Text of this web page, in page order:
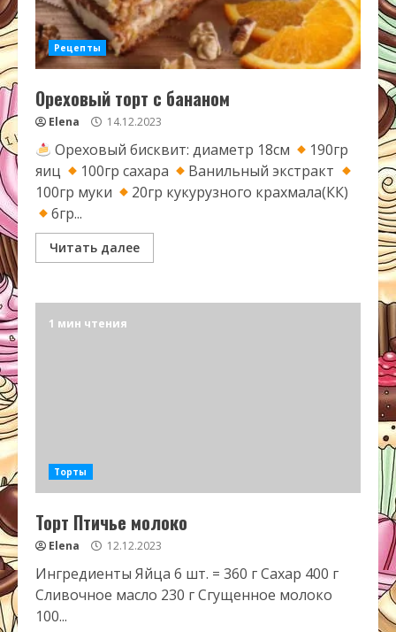
Рецепты
Ореховый торт с бананом
Elena 14.12.2023
Ореховый бисквит: диаметр 18см
190гр
яиц
100гр сахара
Ванильный экстракт
100гр муки
20гр кукурузного крахмала(КК)
6гр...
Читать далее
1 мин чтения
Торты
Торт Птичье молоко
Elena 12.12.2023
Ингредиенты Яйца 6 шт. = 360 г Сахар 400 г
Сливочное масло 230 г Сгущенное молоко
100...